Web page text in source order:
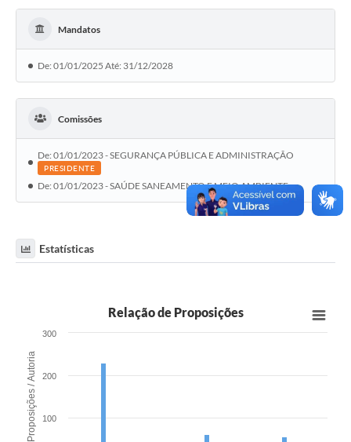
Mandatos
De: 01/01/2025 Até: 31/12/2028
Comissões
De: 01/01/2023 - SEGURANÇA PÚBLICA E ADMINISTRAÇÃO
PRESIDENTE
De: 01/01/2023 - SAÚDE SANEAMENTO E MEIO AMBIENTE
Estatísticas
Proposições / Autoria
Relação de Proposições
100
200
300